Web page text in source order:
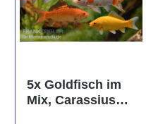
5x Goldfisch im
Mix, Carassius